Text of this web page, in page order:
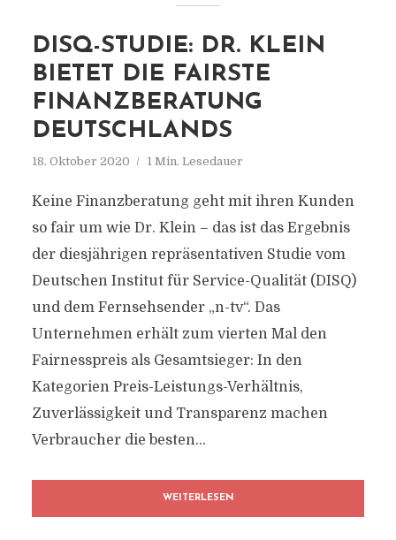
DISQ-STUDIE: DR. KLEIN
BIETET DIE FAIRSTE
FINANZBERATUNG
DEUTSCHLANDS
18. Oktober 2020 1 Min. Lesedauer
Keine Finanzberatung geht mit ihren Kunden
so fair um wie Dr. Klein – das ist das Ergebnis
der diesjährigen repräsentativen Studie vom
Deutschen Institut für Service-Qualität (DISQ)
und dem Fernsehsender „n-tv“. Das
Unternehmen erhält zum vierten Mal den
Fairnesspreis als Gesamtsieger: In den
Kategorien Preis-Leistungs-Verhältnis,
Zuverlässigkeit und Transparenz machen
Verbraucher die besten...
WEITERLESEN